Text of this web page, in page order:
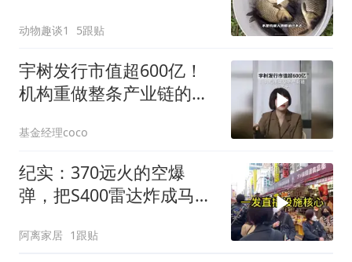
动物趣谈1 5跟贴
宇树发行市值超600亿！
机构重做整条产业链的尺
基金经理coco
纪实：370远火的空爆
弹，把S400雷达炸成马蜂
了
阿离家居 1跟贴